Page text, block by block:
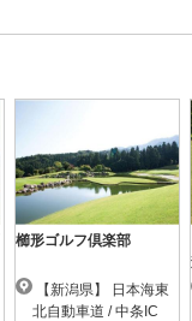
櫛形ゴルフ倶楽部
北自動車道 / 中条IC